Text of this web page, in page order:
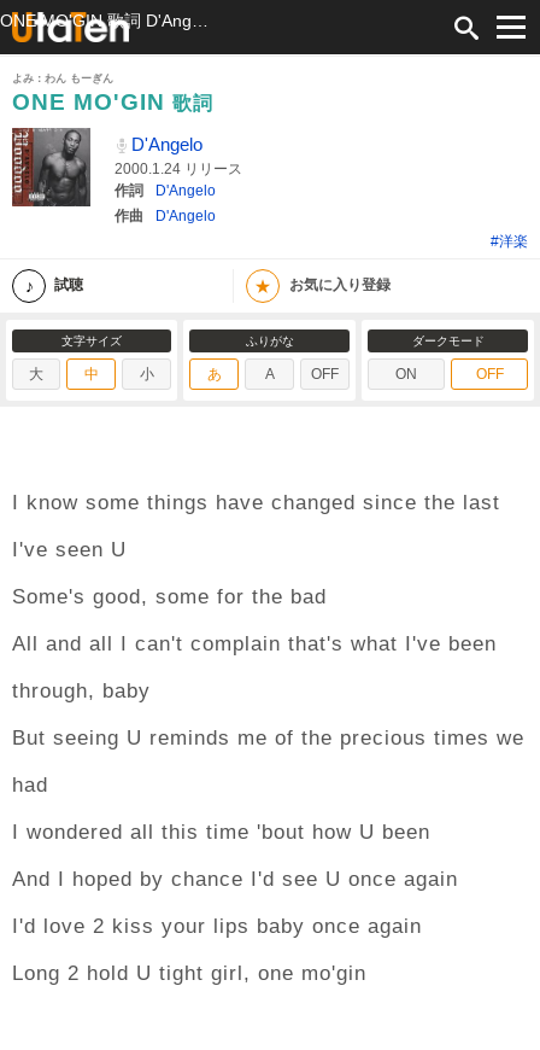
よみ：わん もーぎん
ONE MO'GIN 歌詞
D'Angelo
2000.1.24 リリース
作詞
D'Angelo
作曲
D'Angelo
#洋楽
試聴 ★ お気に入り登録
文字サイズ
大 中 小
ふりがな
あ A OFF
ダークモード
ON OFF
I know some things have changed since the last
I've seen U
Some's good, some for the bad
All and all I can't complain that's what I've been
through, baby
But seeing U reminds me of the precious times we
had
I wondered all this time 'bout how U been
And I hoped by chance I'd see U once again
I'd love 2 kiss your lips baby once again
Long 2 hold U tight girl, one mo'gin